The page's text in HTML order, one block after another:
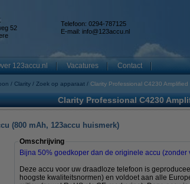
52
Telefoon: 0294-787125
E-mail: info@123accu.nl
123accu.nl Vacatures Contact
Clarity Zoek op apparaat Clarity Professional C4230 Amplified
Clarity Professional C4230
(800 mAh, 123accu huismerk)
Omschrijving
Bijna 50% goedkoper dan de originele accu (zonder
Deze accu voor uw draadloze telefoon is
hoogste kwaliteitsnormen) en voldoet aan alle